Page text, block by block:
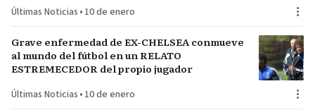
Últimas Noticias • 10 de enero
Grave enfermedad de EX-CHELSEA conmueve
al mundo del fútbol en un RELATO
ESTREMECEDOR del propio jugador
Últimas Noticias • 10 de enero